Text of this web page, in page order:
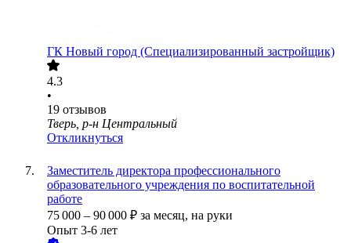
ГК Новый город (Специализированный застройщик)
4.3
•
19 отзывов
Тверь, р-н Центральный
Откликнуться
Заместитель директора профессионального
образовательного учреждения по воспитательной
работе
75 000 – 90 000 ₽ за месяц, на руки
Опыт 3-6 лет